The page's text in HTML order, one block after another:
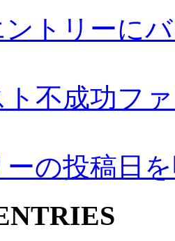
トリーに
ト不成功フ
の投稿日